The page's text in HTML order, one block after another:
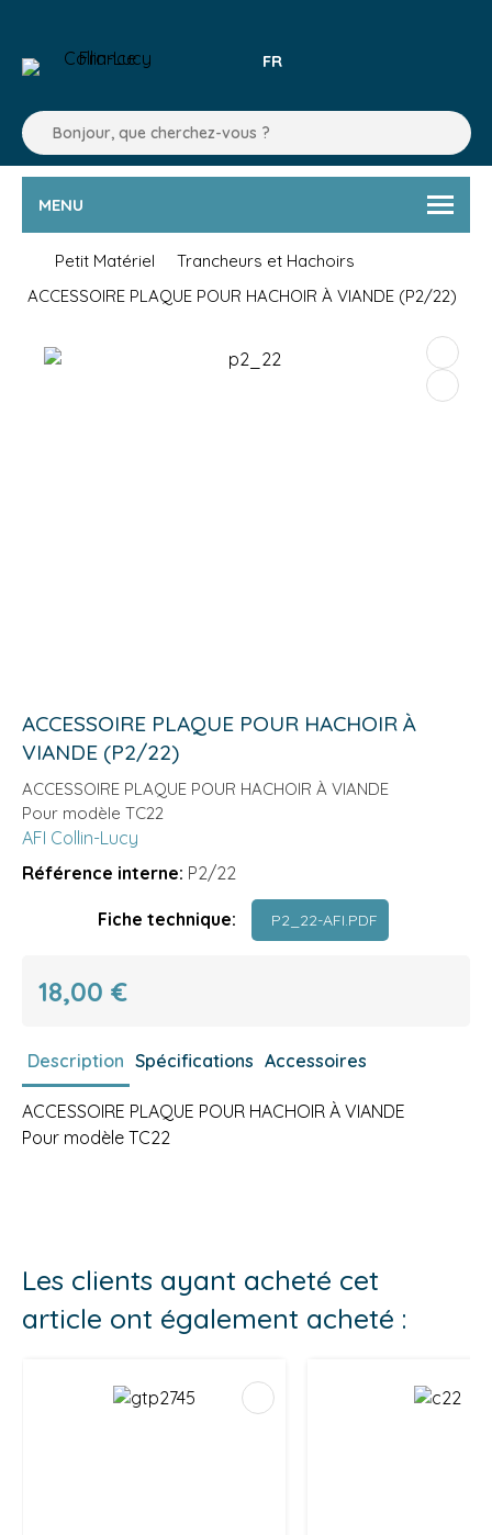
FR
MENU
Petit Matériel
Trancheurs et Hachoirs
ACCESSOIRE PLAQUE POUR HACHOIR À VIANDE (P2/22)
ACCESSOIRE PLAQUE POUR HACHOIR À
VIANDE (P2/22)
ACCESSOIRE PLAQUE POUR HACHOIR À VIANDE
Pour modèle TC22
AFI Collin-Lucy
Référence interne: P2/22
Fiche technique: P2_22-AFI.PDF
18,00 €
Description Spécifications Accessoires
ACCESSOIRE PLAQUE POUR HACHOIR À VIANDE
Pour modèle TC22
Les clients ayant acheté cet
article ont également acheté :